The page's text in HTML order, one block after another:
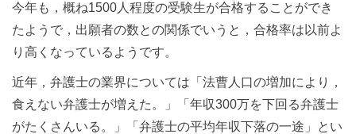
今年も，概ね1500人程度の受験生が合格することができ
たようで，出願者の数との関係でいうと，合格率は以前よ
り高くなっているようです。
近年，弁護士の業界については「法曹人口の増加により，
食えない弁護士が増えた。」「年収300万を下回る弁護士
がたくさんいる。」「弁護士の平均年収下落の一途」とい